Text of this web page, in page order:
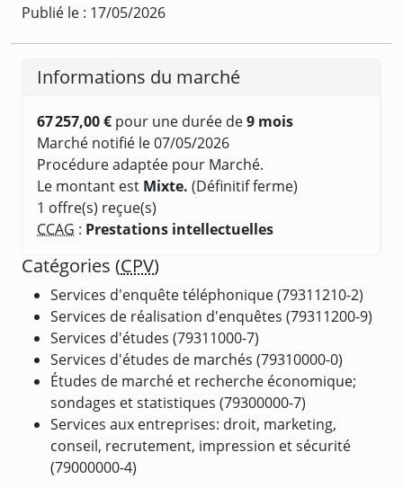
Publié le : 17/05/2026
Informations du marché
67 257,00 € pour une durée de9 mois
Marché notifié le 07/05/2026
Procédure adaptée pour Marché.
Le montant est Mixte. (Définitif ferme)
1 offre(s) reçue(s)
CCAG : Prestations intellectuelles
Catégories (CPV)
Services d'enquête téléphonique (79311210-2)
Services de réalisation d'enquêtes (79311200-9)
Services d'études (79311000-7)
Services d'études de marchés (79310000-0)
Études de marché et recherche économique;
sondages et statistiques (79300000-7)
Services aux entreprises: droit, marketing,
conseil, recrutement, impression et sécurité
(79000000-4)